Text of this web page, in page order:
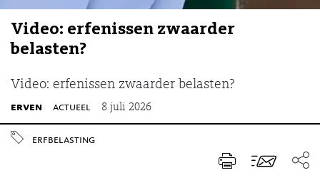
Video: erfenissen zwaarder
belasten?
Video: erfenissen zwaarder belasten?
erven actueel 8 juli 2026
erfbelasting